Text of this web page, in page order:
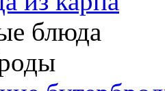
блюда